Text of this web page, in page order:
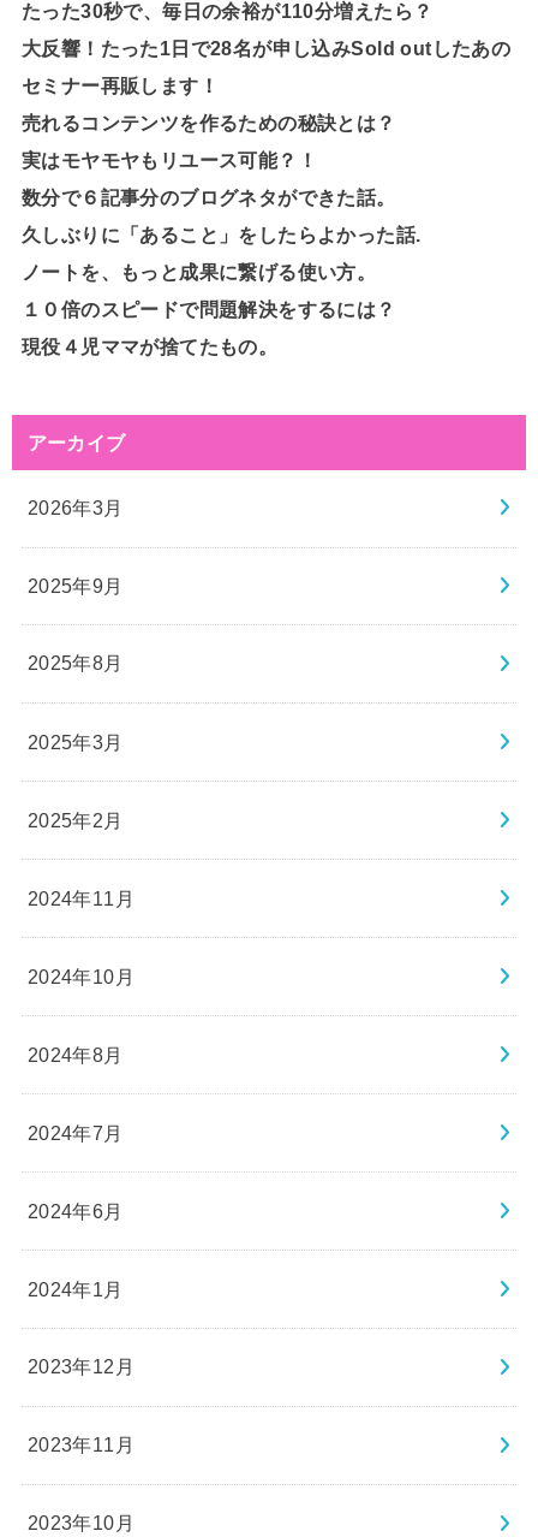
たった30秒で、毎日の余裕が110分増えたら？
大反響！たった1日で28名が申し込みSold outしたあの
セミナー再販します！
売れるコンテンツを作るための秘訣とは？
実はモヤモヤもリユース可能？！
数分で６記事分のブログネタができた話。
久しぶりに「あること」をしたらよかった話.
ノートを、もっと成果に繋げる使い方。
１０倍のスピードで問題解決をするには？
現役４児ママが捨てたもの。
アーカイブ
2026年3月
2025年9月
2025年8月
2025年3月
2025年2月
2024年11月
2024年10月
2024年8月
2024年7月
2024年6月
2024年1月
2023年12月
2023年11月
2023年10月